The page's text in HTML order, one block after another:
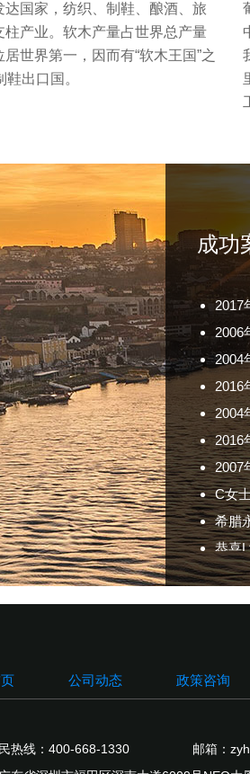
国家，纺织、制鞋、酿酒、旅
产业。软木产量占世界总产量
世界第一，因而有“软木王国”之
出口国。
成功
W
2007
2017
2004
2016
2004
2016
2007
C女
希腊
恭喜
T先
W女
2014
2009
公司动态 政策咨询
热线：400-668-1330
邮箱：